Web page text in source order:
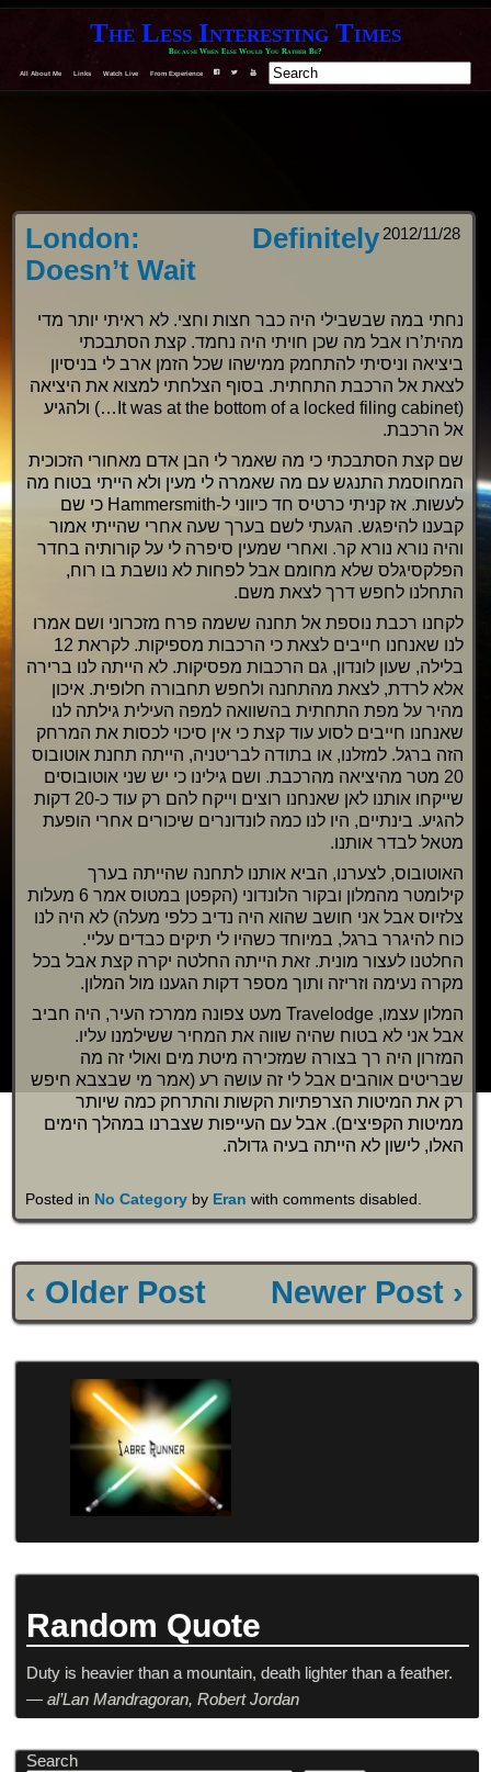
The Less Interesting Times
Because When Else Would You Rather Be?
All About Me Links Watch Live From Experience F T Y
2012/11/28
London: Definitely
Doesn’t Wait
נחתי במה שבשבילי היה כבר חצות וחצי. לא ראיתי יותר מדי
מהית’רו אבל מה שכן חויתי היה נחמד. קצת הסתבכתי
ביציאה וניסיתי להתחמק ממישהו שכל הזמן ארב לי בניסיון
לצאת אל הרכבת התחתית. בסוף הצלחתי למצוא את היציאה
(It was at the bottom of a locked filing cabinet…) ולהגיע
אל הרכבת.
שם קצת הסתבכתי כי מה שאמר לי הבן אדם מאחורי הזכוכית
המחוסמת התנגש עם מה שאמרה לי מעין ולא הייתי בטוח מה
לעשות. אז קניתי כרטיס חד כיווני ל-Hammersmith כי שם
קבענו להיפגש. הגעתי לשם בערך שעה אחרי שהייתי אמור
והיה נורא נורא קר. ואחרי שמעין סיפרה לי על קורותיה בחדר
הפלקסיגלס שלא מחומם אבל לפחות לא נושבת בו רוח,
התחלנו לחפש דרך לצאת משם.
לקחנו רכבת נוספת אל תחנה ששמה פרח מזכרוני ושם אמרו
לנו שאנחנו חייבים לצאת כי הרכבות מספיקות. לקראת 12
בלילה, שעון לונדון, גם הרכבות מפסיקות. לא הייתה לנו ברירה
אלא לרדת, לצאת מהתחנה ולחפש תחבורה חלופית. איכון
מהיר על מפת התחתית בהשוואה למפה העילית גילתה לנו
שאנחנו חייבים לסוע עוד קצת כי אין סיכוי לכסות את המרחק
הזה ברגל. למזלנו, או בתודה לבריטניה, הייתה תחנת אוטובוס
20 מטר מהיציאה מהרכבת. ושם גילינו כי יש שני אוטובוסים
שייקחו אותנו לאן שאנחנו רוצים וייקח להם רק עוד כ-20 דקות
להגיע. בינתיים, היו לנו כמה לונדונרים שיכורים אחרי הופעת
מטאל לבדר אותנו.
האוטובוס, לצערנו, הביא אותנו לתחנה שהייתה בערך
קילומטר מהמלון ובקור הלונדוני (הקפטן במטוס אמר 6 מעלות
צלזיוס אבל אני חושב שהוא היה נדיב כלפי מעלה) לא היה לנו
כוח להיגרר ברגל, במיוחד כשהיו לי תיקים כבדים עליי.
החלטנו לעצור מונית. זאת הייתה החלטה יקרה קצת אבל בכל
מקרה נעימה וזריזה ותוך מספר דקות הגענו מול המלון.
המלון עצמו, Travelodge מעט צפונה ממרכז העיר, היה חביב
אבל אני לא בטוח שהיה שווה את המחיר ששילמנו עליו.
המזרון היה רך בצורה שמזכירה מיטת מים ואולי זה מה
שבריטים אוהבים אבל לי זה עושה רע (אמר מי שבצבא חיפש
רק את המיטות הצרפתיות הקשות והתרחק כמה שיותר
ממיטות הקפיצים). אבל עם העייפות שצברנו במהלך הימים
האלו, לישון לא הייתה בעיה גדולה.
Posted in No Categoryby Eran with comments disabled
‹ Older Post Newer Post ›
Random Quote
Duty is heavier than a mountain, death lighter than a feather.
— al’Lan Mandragoran, Robert Jordan
Search